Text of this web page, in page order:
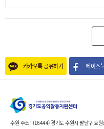
카카오톡 공유하기 페이스
수원 주소 : (16444) 경기도 수원시 팔달구 효